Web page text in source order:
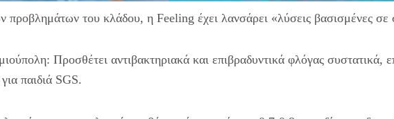
προβλημάτων του κλάδου, η Feeling έχει λανσάρει «λύσεις βασισμένες σε
Προσθέτει αντιβακτηριακά και επιβραδυντικά φλόγας συστατικά,
παιδιά SGS.